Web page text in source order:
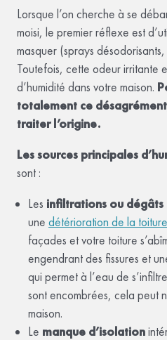
Lorsque l’on cherche à se
moisi, le premier réflexe est
masquer (sprays
Toutefois, cette odeur irritante
d’humidité dans votre maison.
totalement ce
traiter l’origine.
Les sources principales
sont :
Les infiltrations ou dégâts
une détérioration de la toiture
façades et votre toiture
engendrant des fissures et
qui permet à l’eau de
sont encombrées, cela peut
maison.
Le manque d’isolation